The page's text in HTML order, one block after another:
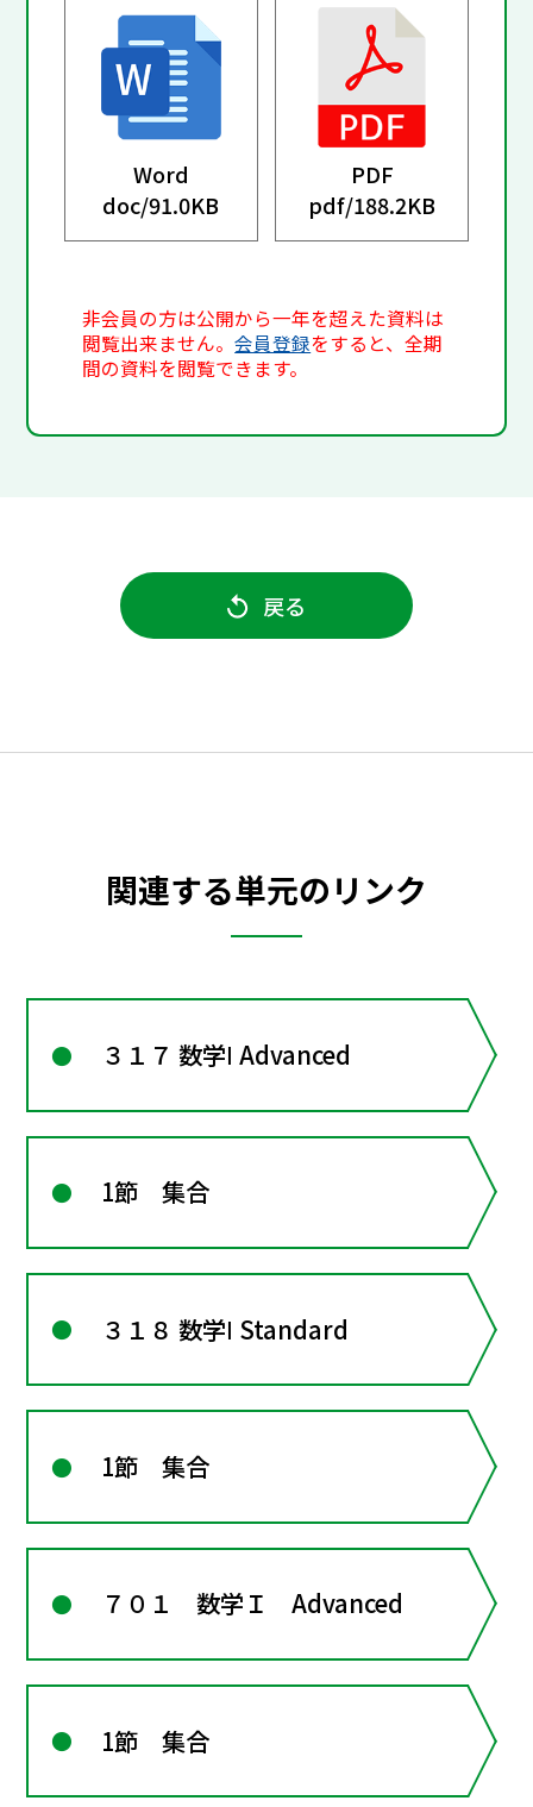
Word
doc/91.0KB
PDF
pdf/188.2KB
非会員の方は公開から一年を超えた資料は
閲覧出来ません。会員登録をすると、全期
間の資料を閲覧できます。
戻る
関連する単元のリンク
３１７ 数学Ⅰ Advanced
1節 集合
３１８ 数学Ⅰ Standard
1節 集合
７０１ 数学Ｉ Advanced
1節 集合